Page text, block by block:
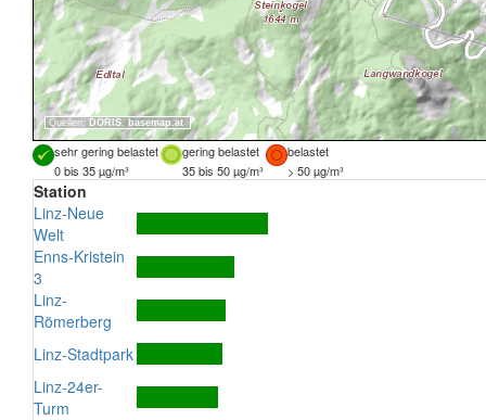
Quellen: DORIS, basemap.at
sehr gering belastet gering belastet
belastet
0 bis 35 µg/m³
35 bis 50 µg/m³ > 50 µg/m³
Station
Linz-Neue
Welt
Enns-Kristein
3
Linz-
Römerberg
Linz-Stadtpark
Linz-24er-
Turm